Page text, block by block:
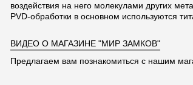
воздействия на него молекулами других
PVD-обработки в основном используются
ВИДЕО О МАГАЗИНЕ "МИР ЗАМКОВ"
Предлагаем вам познакомиться с нашим